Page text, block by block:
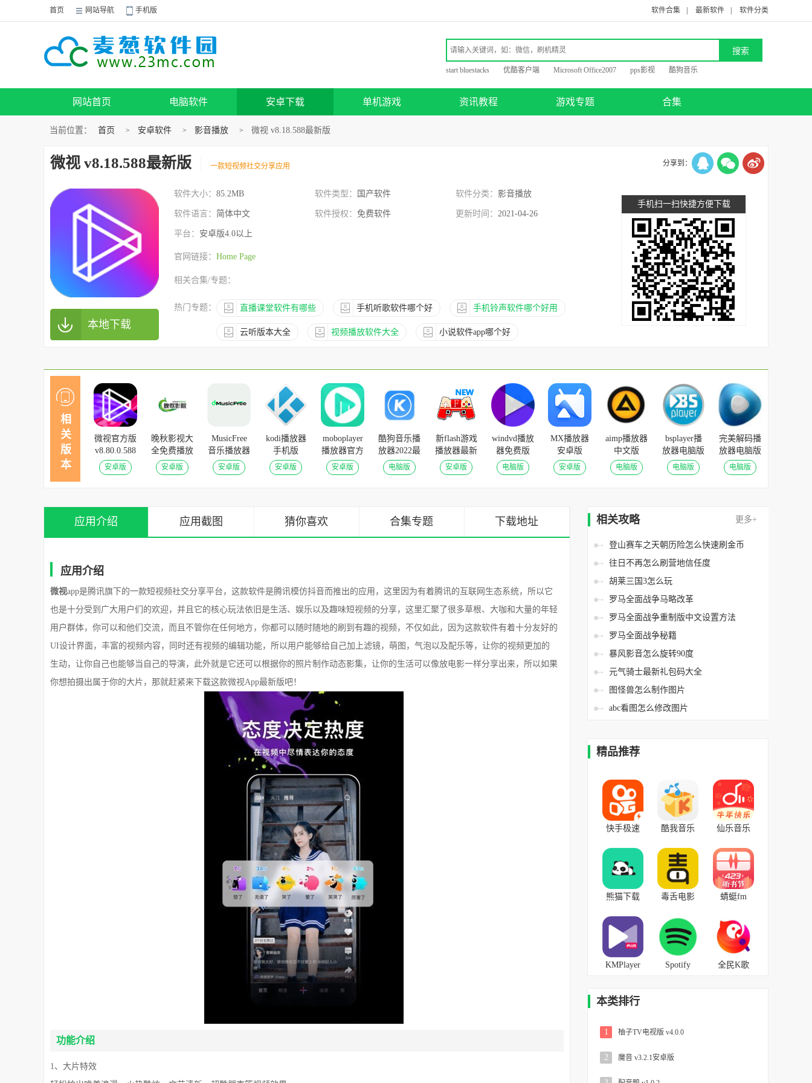
首页 网站导航 手机版 软件合集 最新软件 软件分类
start bluestacks 优酷客户端 Microsoft Office2007 pps影视 酷狗音乐
网站首页 电脑软件 安卓下载 单机游戏 资讯教程 游戏专题 合集
当前位置： 首页 > 安卓软件 > 影音播放 > 微视 v8.18.588最新版
微视 v8.18.588最新版 一款短视频社交分享应用 分享到：
本地下载
软件大小： 85.2MB 软件类型： 国产软件 软件分类： 影音播放
软件语言： 简体中文 软件授权： 免费软件 更新时间： 2021-04-26
平台： 安卓版4.0以上
官网链接： Home Page
相关合集/专题：
热门专题： 直播课堂软件有哪些 手机听歌软件哪个好 手机铃声软件哪个好用
云听版本大全 视频播放软件大全 小说软件app哪个好
手机扫一扫快捷方便下载
相
关
版
本
微视官方版
v8.80.0.588
正版
安卓版
晚秋影视大
全免费播放
版 v4.3.3安
卓版
安卓版
MusicFree
音乐播放器
v0.1.0-
alpha.10安
安卓版
kodi播放器
手机版
v21.0-
ALPHA2安
安卓版
moboplayer
播放器官方
版 v3.1.154
安卓版
安卓版
酷狗音乐播
放器2022最
新版
v10.0.53电
电脑版
新flash游戏
播放器最新
版 v4.5.1手
机版
安卓版
windvd播放
器免费版
v12.0.0.265
官方电脑版
电脑版
MX播放器
安卓版
v1.39.13无
广告专业版
安卓版
aimp播放器
中文版
v5.00.2317
最新
电脑版
bsplayer播
放器电脑版
v2.76中文
完美版
电脑版
完美解码播
放器电脑版
v2021官方
免费版
电脑版
相关攻略 更多+
登山赛车之天朝历险怎么快速刷金币
往日不再怎么刷营地信任度
胡莱三国3怎么玩
罗马全面战争马略改革
罗马全面战争重制版中文设置方法
罗马全面战争秘籍
暴风影音怎么旋转90度
元气骑士最新礼包码大全
图怪兽怎么制作图片
abc看图怎么修改图片
精品推荐
快手极速
v12.0.10.7168
安卓版
酷我音乐
卓版
仙乐音乐
熊猫下载
v1.0.6免费
版
毒舌电影
版
蜻蜓fm
版
KMPlayer
v31.05.214
Spotify
全民K歌
本类排行
1 柚子TV电视版 v4.0.0
2 魔音 v3.2.1安卓版
应用介绍 应用截图 猜你喜欢 合集专题 下载地址
应用介绍
微视app是腾讯旗下的一款短视频社交分享平台，这款软件是腾讯模仿抖音而推出的应用，这里因为有着腾讯的互联网生态系统，所以它
也是十分受到广大用户们的欢迎，并且它的核心玩法依旧是生活、娱乐以及趣味短视频的分享，这里汇聚了很多草根、大咖和大量的年轻
用户群体，你可以和他们交流，而且不管你在任何地方，你都可以随时随地的刷到有趣的视频，不仅如此，因为这款软件有着十分友好的
UI设计界面，丰富的视频内容，同时还有视频的编辑功能，所以用户能够给自己加上滤镜，萌图，气泡以及配乐等，让你的视频更加的
生动，让你自己也能够当自己的导演，此外就是它还可以根据你的照片制作动态影集，让你的生活可以像放电影一样分享出来，所以如果
你想拍摄出属于你的大片，那就赶紧来下载这款微视App最新版吧！
功能介绍
1、大片特效